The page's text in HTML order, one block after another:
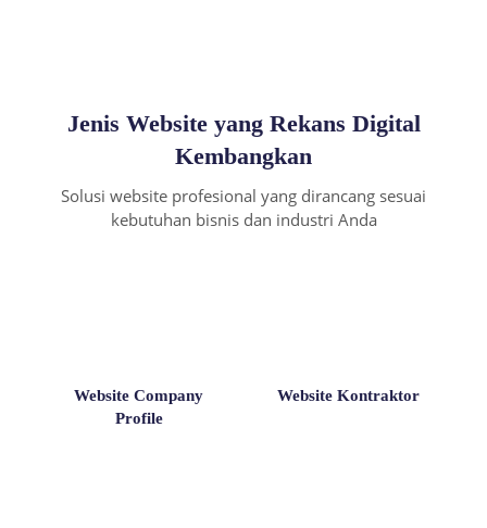
Jenis Website yang Rekans Digital
Kembangkan
Solusi website profesional yang dirancang sesuai
kebutuhan bisnis dan industri Anda
Website Company
Profile
Website Kontraktor